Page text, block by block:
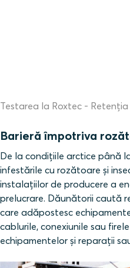
Testarea la Roxtec -
Barieră împotriva
De la condițiile arctice până
infestările cu rozătoare și
instalațiilor de producere a
prelucrare. Dăunătorii caută
care adăpostesc
cablurile, conexiunile sau
echipamentelor și reparații